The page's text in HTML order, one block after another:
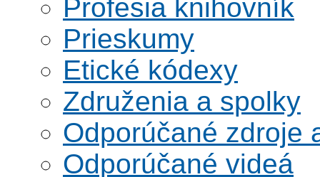
Profesia knihovník
Prieskumy
Etické kódexy
Združenia a spolky
Odporúčané zdroje
Odporúčané videá